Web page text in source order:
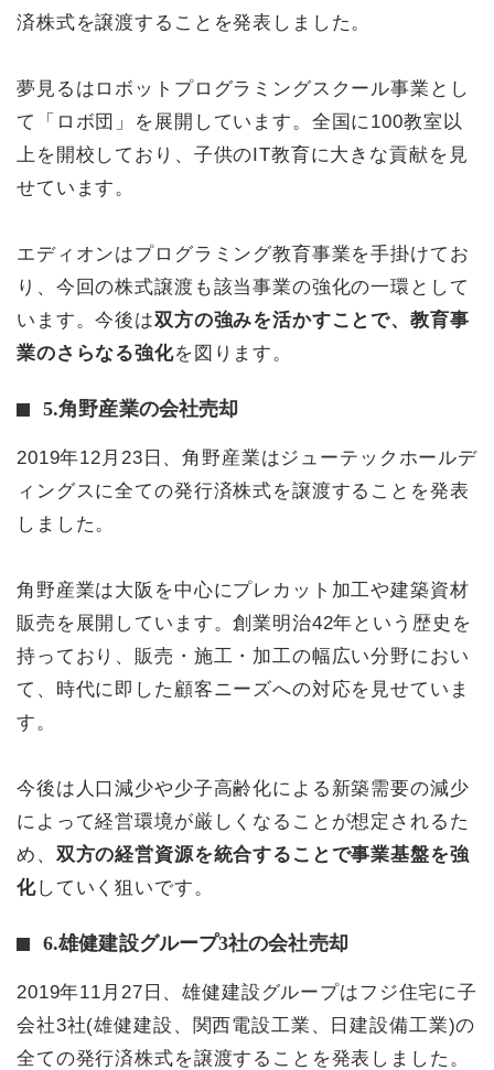
済株式を譲渡することを発表しました。
夢見るはロボットプログラミングスクール事業とし
て「ロボ団」を展開しています。全国に100教室以
上を開校しており、子供のIT教育に大きな貢献を見
せています。
エディオンはプログラミング教育事業を手掛けてお
り、今回の株式譲渡も該当事業の強化の一環として
います。今後は双方の強みを活かすことで、教育事
業のさらなる強化を図ります。
5.角野産業の会社売却
2019年12月23日、角野産業はジューテックホールデ
ィングスに全ての発行済株式を譲渡することを発表
しました。
角野産業は大阪を中心にプレカット加工や建築資材
販売を展開しています。創業明治42年という歴史を
持っており、販売・施工・加工の幅広い分野におい
て、時代に即した顧客ニーズへの対応を見せていま
す。
今後は人口減少や少子高齢化による新築需要の減少
によって経営環境が厳しくなることが想定されるた
め、 双方の経営資源を統合することで事業基盤を強
化していく狙いです。
6.雄健建設グループ3社の会社売却
2019年11月27日、雄健建設グループはフジ住宅に子
会社3社(雄健建設、関西電設工業、日建設備工業)の
全ての発行済株式を譲渡することを発表しました。